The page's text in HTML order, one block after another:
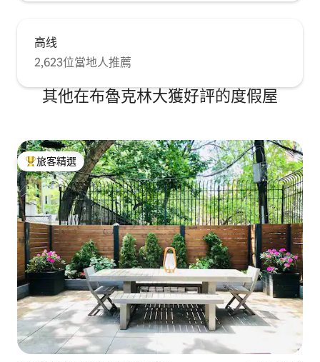
高线
2,623位當地人推薦
其他在布魯克林大獲好評的度假屋
旅客精選榜首
旅客精選